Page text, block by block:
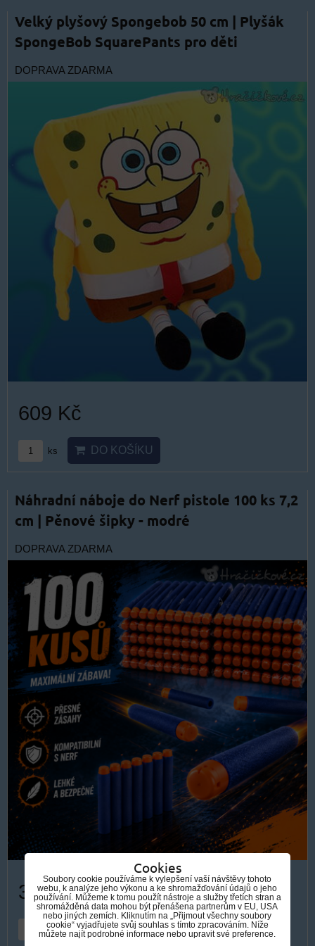
Velký plyšový Spongebob 50 cm | Plyšák
SpongeBob SquarePants pro děti
DOPRAVA ZDARMA
609 Kč
ks DO KOŠÍKU
Náhradní náboje do Nerf pistole 100 ks 7,2
cm | Pěnové šipky - modré
DOPRAVA ZDARMA
319 Kč
ks DO KOŠÍKU
Cookies
Soubory cookie používáme k vylepšení vaší návštěvy tohoto
webu, k analýze jeho výkonu a ke shromažďování údajů o jeho
používání. Můžeme k tomu použít nástroje a služby třetích stran a
shromážděná data mohou být přenášena partnerům v EU, USA
nebo jiných zemích. Kliknutím na „Přijmout všechny soubory
cookie“ vyjadřujete svůj souhlas s tímto zpracováním. Níže
můžete najít podrobné informace nebo upravit své preference.